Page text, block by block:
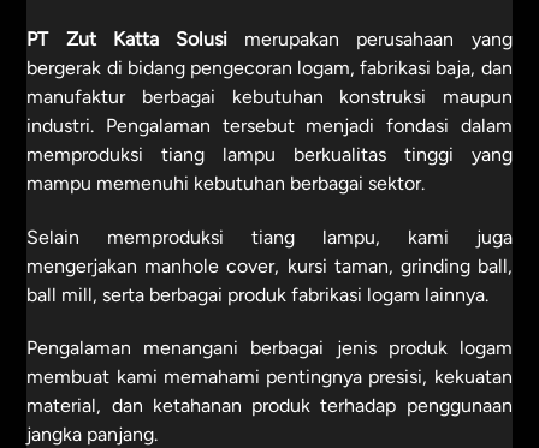
PT Zut Katta Solusi merupakan perusahaan yang
bergerak di bidang pengecoran logam, fabrikasi baja, dan
manufaktur berbagai kebutuhan konstruksi maupun
industri. Pengalaman tersebut menjadi fondasi dalam
memproduksi tiang lampu berkualitas tinggi yang
mampu memenuhi kebutuhan berbagai sektor.
Selain memproduksi tiang lampu, kami juga
mengerjakan manhole cover, kursi taman, grinding ball,
ball mill, serta berbagai produk fabrikasi logam lainnya.
Pengalaman menangani berbagai jenis produk logam
membuat kami memahami pentingnya presisi, kekuatan
material, dan ketahanan produk terhadap penggunaan
jangka panjang.